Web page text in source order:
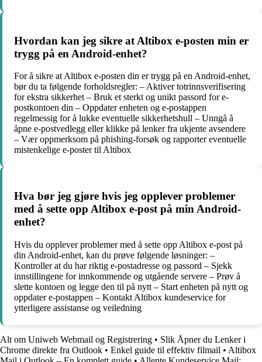
Hvordan kan jeg sikre at Altibox e-posten min er
trygg på en Android-enhet?
For å sikre at Altibox e-posten din er trygg på en Android-enhet,
bør du ta følgende forholdsregler: – Aktiver totrinnsverifisering
for ekstra sikkerhet – Bruk et sterkt og unikt passord for e-
postkontoen din – Oppdater enheten og e-postappen
regelmessig for å lukke eventuelle sikkerhetshull – Unngå å
åpne e-postvedlegg eller klikke på lenker fra ukjente avsendere
– Vær oppmerksom på phishing-forsøk og rapporter eventuelle
mistenkelige e-poster til Altibox
Hva bør jeg gjøre hvis jeg opplever problemer
med å sette opp Altibox e-post på min Android-
enhet?
Hvis du opplever problemer med å sette opp Altibox e-post på
din Android-enhet, kan du prøve følgende løsninger: –
Kontroller at du har riktig e-postadresse og passord – Sjekk
innstillingene for innkommende og utgående servere – Prøv å
slette kontoen og legge den til på nytt – Start enheten på nytt og
oppdater e-postappen – Kontakt Altibox kundeservice for
ytterligere assistanse og veiledning
Alt om Uniweb Webmail og Registrering • Slik Åpner du Lenker i
Chrome direkte fra Outlook • Enkel guide til effektiv filmail • Altibox